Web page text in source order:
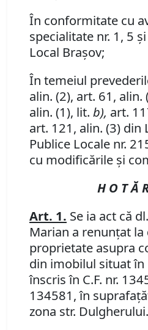
În conformitate cu
specialitate nr. 1, 5
Local Braşov;
În temeiul
alin. (2), art. 61, alin.
alin. (1), lit. b), art.
art. 121, alin. (3)
Publice Locale nr.
cu modificările şi
H O T Ă
Art. 1. Se ia act că
Marian a renunţat
proprietate asupra
din imobilul situat în
înscris în C.F. nr.
134581, în
zona str. Dulgherului.